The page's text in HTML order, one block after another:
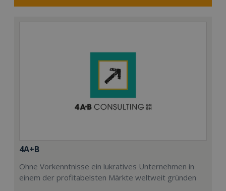
4A+B
Ohne Vorkenntnisse ein lukratives Unternehmen in
einem der profitabelsten Märkte weltweit gründen